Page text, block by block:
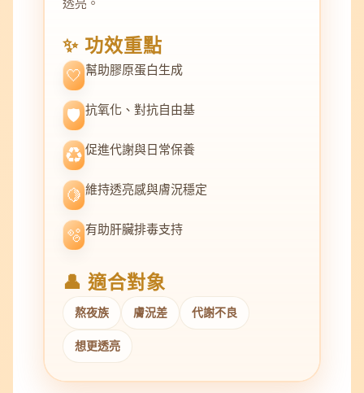
透亮。
✨ 功效重點
🤍 幫助膠原蛋白生成
🛡️ 抗氧化、對抗自由基
♻️ 促進代謝與日常保養
🍋 維持透亮感與膚況穩定
🫧 有助肝臟排毒支持
👤 適合對象
熬夜族 膚況差 代謝不良
想更透亮